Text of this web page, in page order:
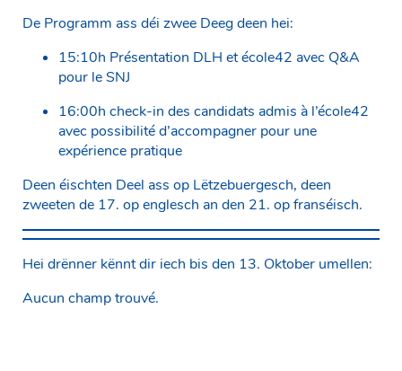
De Programm ass déi zwee Deeg deen hei:
15:10h Présentation DLH et école42 avec Q&A
pour le SNJ
16:00h check-in des candidats admis à l’école42
avec possibilité d’accompagner pour une
expérience pratique
Deen éischten Deel ass op Lëtzebuergesch, deen
zweeten de 17. op englesch an den 21. op franséisch.
Hei drënner kënnt dir iech bis den 13. Oktober umellen:
Aucun champ trouvé.